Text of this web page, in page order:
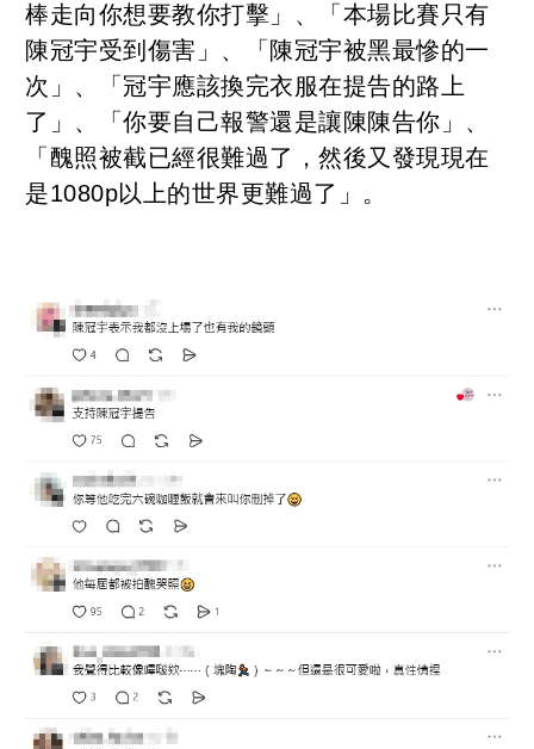
棒走向你想要教你打擊」、「本場比賽只有
陳冠宇受到傷害」、「陳冠宇被黑最慘的一
次」、「冠宇應該換完衣服在提告的路上
了」、「你要自己報警還是讓陳陳告你」、
「醜照被截已經很難過了，然後又發現現在
是1080p以上的世界更難過了」。